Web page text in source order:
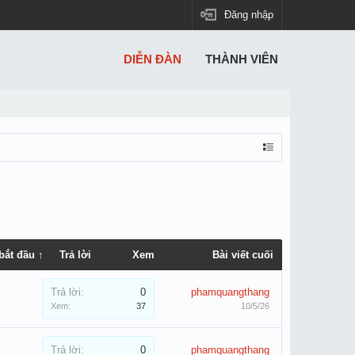
Đăng nhập
đầu ↑ Trả lời Xem Bài viết cuối
Trả lời: 0
Xem: 37
phamquangthang
10/5/26
Trả lời: 0 phamquangthang
DIỄN ĐÀN THÀNH VIÊN